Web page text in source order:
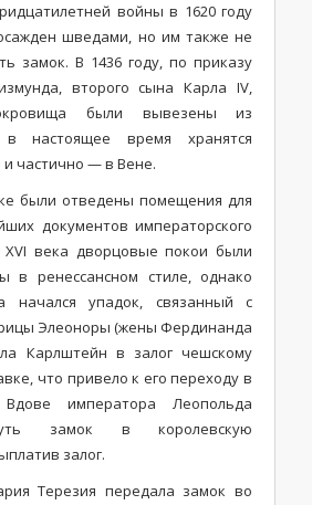
войны в 1620 году
шведами, но им также не
замок. В 1436 году, по приказу
второго сына Карла IV,
были вывезены из
настоящее время хранятся
и частично — в Вене.
были отведены помещения для
документов императорского
века дворцовые покои были
в ренессансном стиле, однако
начался упадок, связанный с
Элеоноры (жены Фердинанда
Карлштейн в залог чешскому
что привело к его переходу в
императора Леопольда
замок в королевскую
залог.
Терезия передала замок во